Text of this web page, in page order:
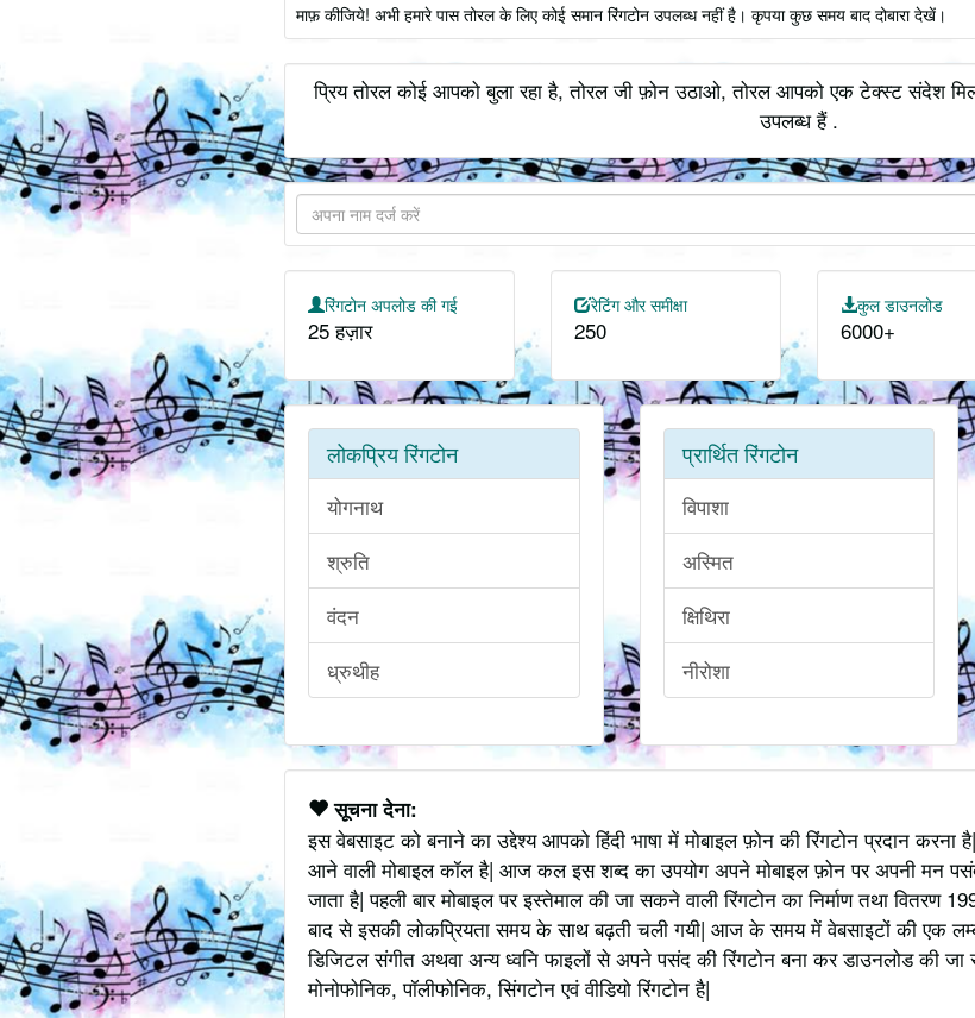
माफ़ कीजिये! अभी हमारे पास तोरल के लिए कोई समान रिंगटोन उपलब्ध नहीं है। कृपया कुछ समय बाद दोबारा देखें।
प्रिय तोरल कोई आपको बुला रहा है, तोरल जी फ़ोन उठाओ, तोरल आपको एक टेक्स्ट संदेश
उपलब्ध हैं .
रिंगटोन अपलोड की गई
25 हज़ार
रेटिंग और समीक्षा
250
कुल डाउनलोड
6000+
लोकप्रिय रिंगटोन
योगनाथ
श्रुति
वंदन
ध्रुथीह
प्रार्थित रिंगटोन
विपाशा
अस्मित
क्षिथिरा
नीरोशा
सूचना देना:
इस वेबसाइट को बनाने का उद्देश्य आपको हिंदी भाषा में मोबाइल फ़ोन की रिंगटोन प्रदान
आने वाली मोबाइल कॉल है| आज कल इस शब्द का उपयोग अपने मोबाइल फ़ोन पर अपनी मन
जाता है| पहली बार मोबाइल पर इस्तेमाल की जा सकने वाली रिंगटोन का निर्माण तथा
बाद से इसकी लोकप्रियता समय के साथ बढ़ती चली गयी| आज के समय में वेबसाइटों की एक
डिजिटल संगीत अथवा अन्य ध्वनि फाइलों से अपने पसंद की रिंगटोन बना कर डाउनलोड की
मोनोफोनिक, पॉलीफोनिक, सिंगटोन एवं वीडियो रिंगटोन है|